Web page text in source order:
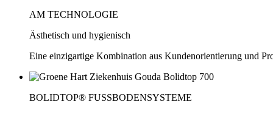
AM TECHNOLOGIE
Ästhetisch und hygienisch
Eine einzigartige Kombination aus Kundenorientierung und
BOLIDTOP® FUSSBODENSYSTEME